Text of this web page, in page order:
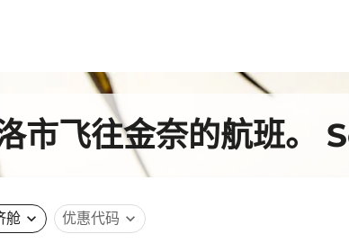
市飞往金奈的航班。
舱 expand_more 优惠代码 expand_more